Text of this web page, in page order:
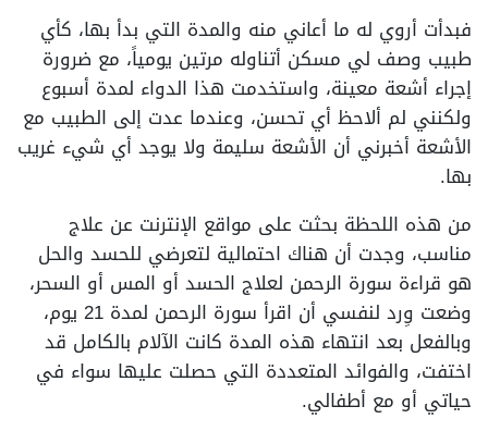
فبدأت أروي له ما أعاني منه والمدة التي بدأ بها، كأي
طبيب وصف لي مسكن أتناوله مرتين يومياً، مع ضرورة
إجراء أشعة معينة، واستخدمت هذا الدواء لمدة أسبوع
ولكنني لم ألاحظ أي تحسن، وعندما عدت إلى الطبيب مع
الأشعة أخبرني أن الأشعة سليمة ولا يوجد أي شيء غريب
بها.
من هذه اللحظة بحثت على مواقع الإنترنت عن علاج
مناسب، وجدت أن هناك احتمالية لتعرضي للحسد والحل
هو قراءة سورة الرحمن لعلاج الحسد أو المس أو السحر،
وضعت وِرد لنفسي أن اقرأ سورة الرحمن لمدة 21 يوم،
وبالفعل بعد انتهاء هذه المدة كانت الآلام بالكامل قد
اختفت، والفوائد المتعددة التي حصلت عليها سواء في
حياتي أو مع أطفالي.